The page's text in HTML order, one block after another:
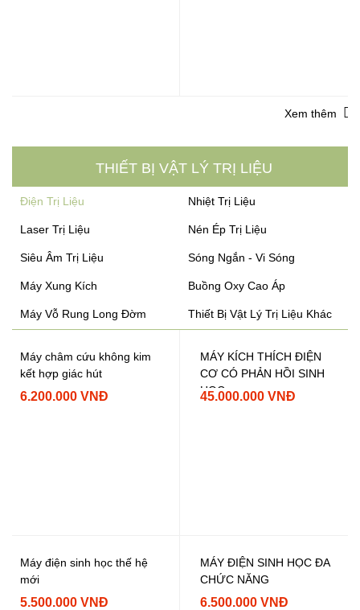
Xem thêm
THIẾT BỊ VẬT LÝ TRỊ LIỆU
Điện Trị Liệu Nhiệt Trị Liệu
Laser Trị Liệu Nén Ép Trị Liệu
Siêu Âm Trị Liệu Sóng Ngắn - Vi Sóng
Máy Xung Kích Buồng Oxy Cao Áp
Máy Vỗ Rung Long Đờm Thiết Bị Vật Lý Trị Liệu Khác
Máy châm cứu không kim
kết hợp giác hút
6.200.000 VNĐ
MÁY KÍCH THÍCH ĐIỆN
CƠ CÓ PHẢN HỒI SINH
HỌC
45.000.000 VNĐ
Máy điện sinh học thế hệ
mới
5.500.000 VNĐ
MÁY ĐIỆN SINH HỌC ĐA
CHỨC NĂNG
6.500.000 VNĐ